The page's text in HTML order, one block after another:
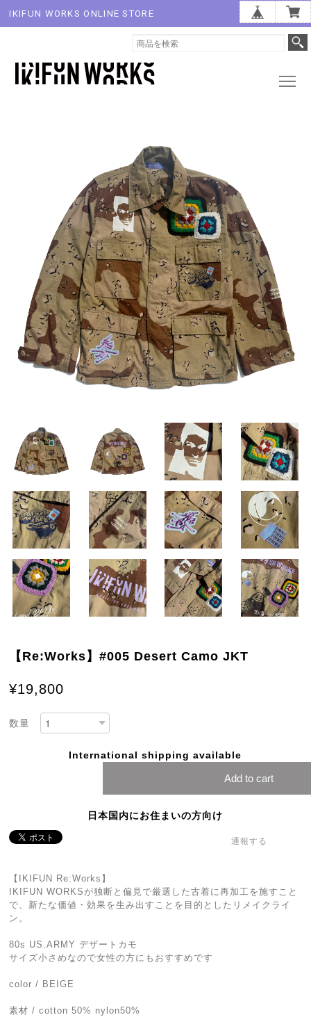
IKIFUN WORKS ONLINE STORE
【Re:Works】#005 Desert Camo JKT
¥19,800
数量
International shipping available
Add to cart
日本国内にお住まいの方向け
通報する
【IKIFUN Re:Works】
IKIFUN WORKSが独断と偏見で厳選した古着に再加工を施すこと
で、新たな価値・効果を生み出すことを目的としたリメイクライ
ン。
80s US.ARMY デザートカモ
サイズ小さめなので女性の方にもおすすめです
color / BEIGE
素材 / cotton 50% nylon50%